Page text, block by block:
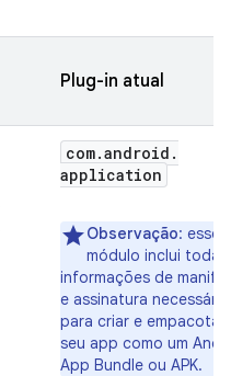
Plug-in atual
com.android .
application
Observação: esse
módulo inclui todas
informações de
e assinatura
para criar e empacotar
seu app como um
App Bundle ou APK.